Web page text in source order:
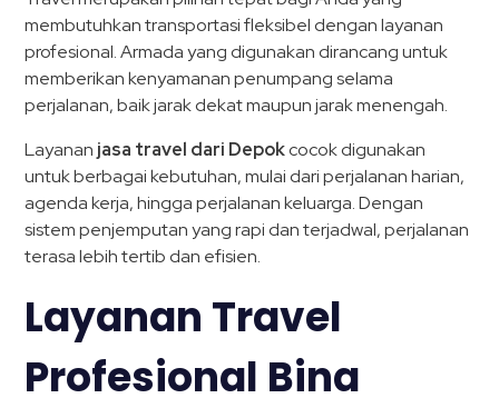
membutuhkan transportasi fleksibel dengan layanan
profesional. Armada yang digunakan dirancang untuk
memberikan kenyamanan penumpang selama
perjalanan, baik jarak dekat maupun jarak menengah.
Layanan jasa travel dari Depokcocok digunakan
untuk berbagai kebutuhan, mulai dari perjalanan harian,
agenda kerja, hingga perjalanan keluarga. Dengan
sistem penjemputan yang rapi dan terjadwal, perjalanan
terasa lebih tertib dan efisien.
Layanan Travel
Profesional Bina